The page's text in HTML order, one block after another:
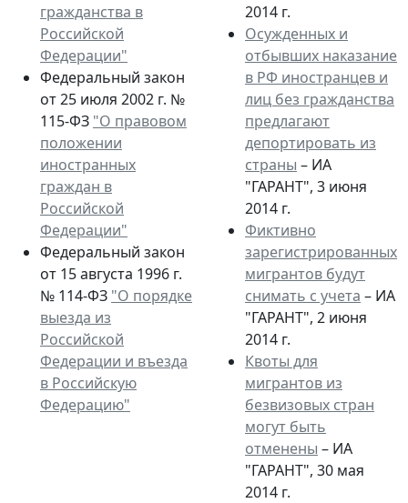
гражданства в
Российской
Федерации"
Федеральный закон
от 25 июля 2002 г. №
115-ФЗ "О правовом
положении
иностранных
граждан в
Российской
Федерации"
Федеральный закон
от 15 августа 1996 г.
№ 114-ФЗ "О порядке
выезда из
Российской
Федерации и въезда
в Российскую
Федерацию"
2014 г.
Осужденных и
отбывших наказание
в РФ иностранцев и
лиц без гражданства
предлагают
депортировать из
страны – ИА
"ГАРАНТ", 3 июня
2014 г.
Фиктивно
зарегистрированных
мигрантов будут
снимать с учета – ИА
"ГАРАНТ", 2 июня
2014 г.
Квоты для
мигрантов из
безвизовых стран
могут быть
отменены – ИА
"ГАРАНТ", 30 мая
2014 г.